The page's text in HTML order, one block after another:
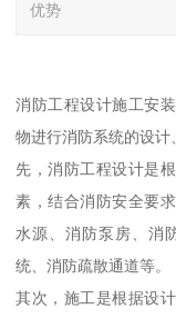
优势
消防工程设计施工安
物进行消防系统的设计
先，消防工程设计是
素，结合消防安全要
水源、消防泵房、消
统、消防疏散通道等。
其次，施工是根据设